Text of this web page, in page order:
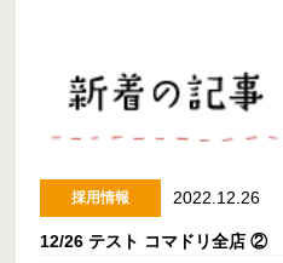
採用情報 2022.12.26
12/26 テスト コマドリ全店 ②